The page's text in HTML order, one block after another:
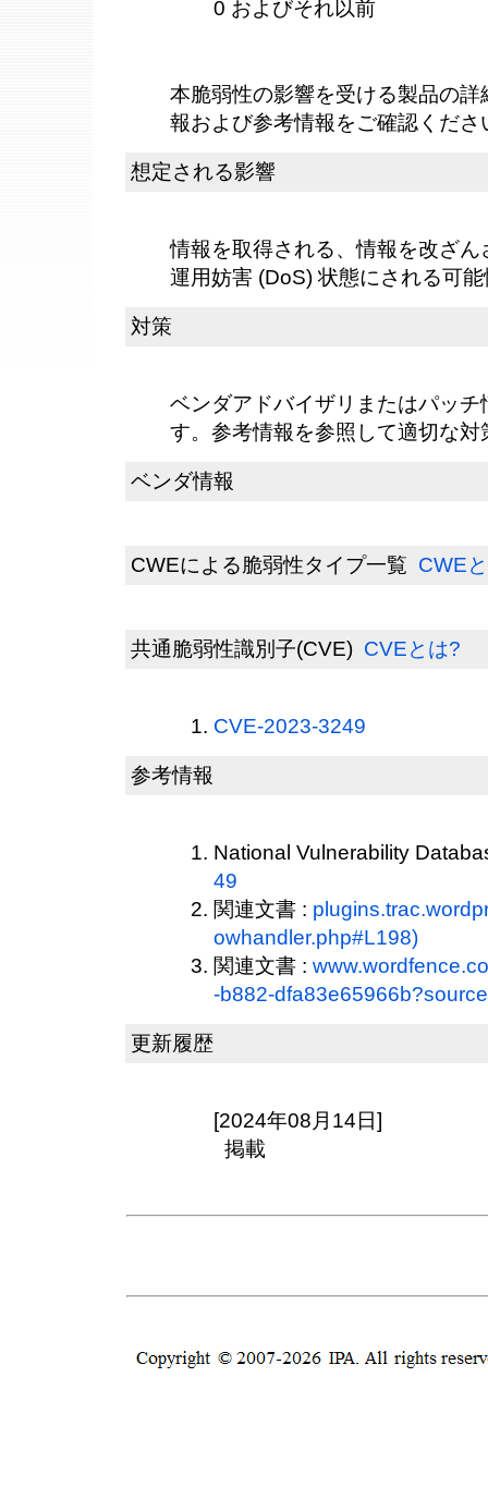
0 およびそれ以前
本脆弱性の影響を受ける製品の
報および参考情報をご確認くださ
想定される影響
情報を取得される、情報を改ざ
運用妨害 (DoS) 状態にされる可
対策
ベンダアドバイザリまたはパッ
す。参考情報を参照して適切な
ベンダ情報
CWEによる脆弱性タイプ一覧 CWE
共通脆弱性識別子(CVE) CVEとは?
CVE-2023-3249
参考情報
National Vulnerability
49
関連文書 :
owhandler.php#L198)
関連文書 :
-b882-
更新履歴
[2024年08月14日]
掲載